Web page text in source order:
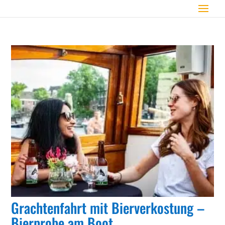
Grachtenfahrt mit Bierverkostung –